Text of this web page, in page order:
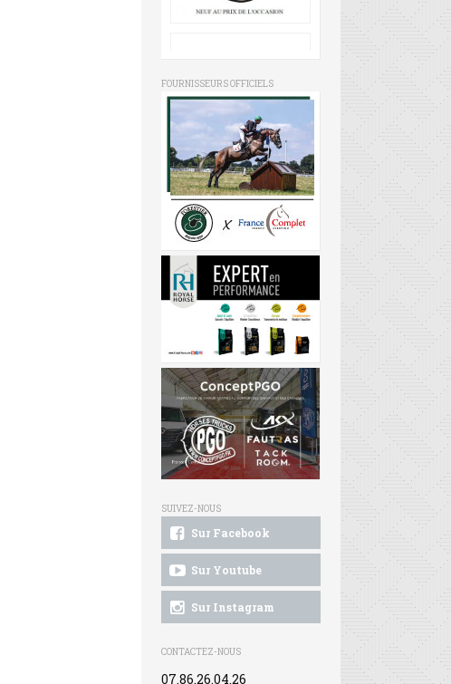
FOURNISSEURS OFFICIELS
SUIVEZ-NOUS
Sur Facebook
Sur Youtube
Sur Instagram
CONTACTEZ-NOUS
07.86.26.04.26